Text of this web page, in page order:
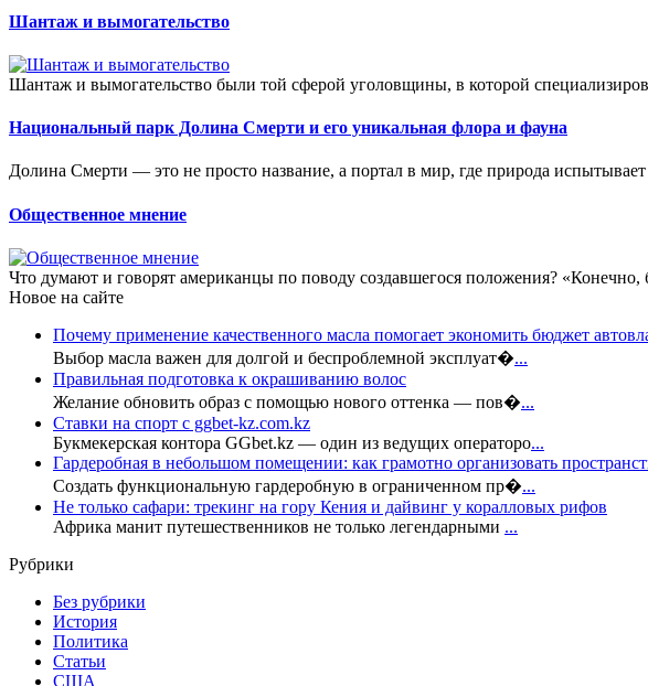
Шантаж и вымогательство
Шантаж и вымогательство были той сферой уголовщины, в которой
Национальный парк Долина Смерти и его уникальная флора и фауна
Долина Смерти — это не просто название, а портал в мир, где природа
Общественное мнение
Что думают и говорят американцы по поводу создавшегося положения?
Новое на сайте
Почему применение качественного масла помогает экономить бюджет
Выбор масла важен для долгой и беспроблемной эксплуат�...
Правильная подготовка к окрашиванию волос
Желание обновить образ с помощью нового оттенка — пов�...
Ставки на спорт с ggbet-kz.com.kz
Букмекерская контора GGbet.kz — один из ведущих операторо...
Гардеробная в небольшом помещении: как грамотно организовать
Создать функциональную гардеробную в ограниченном пр�...
Не только сафари: трекинг на гору Кения и дайвинг у коралловых рифов
Африка манит путешественников не только легендарными ...
Рубрики
Без рубрики
История
Политика
Статьи
США